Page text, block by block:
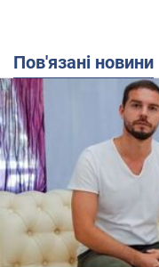
Пов'язані новини